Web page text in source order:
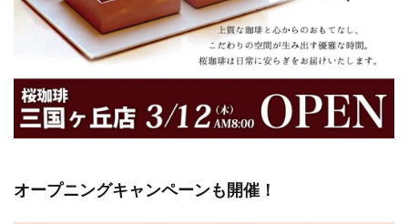
オープニングキャンペーンも開催！